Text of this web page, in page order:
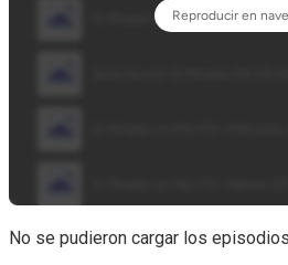
No se pudieron cargar los